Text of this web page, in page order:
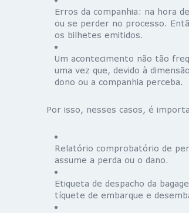
Erros da companhia: na hora
ou se perder no processo.
os bilhetes emitidos.
Um acontecimento não tão
uma vez que, devido à
dono ou a companhia perceba.
Por isso, nesses casos, é
Relatório comprobatório de
assume a perda ou o dano.
Etiqueta de despacho da
tíquete de embarque e